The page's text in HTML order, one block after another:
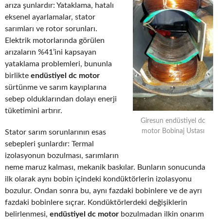
Giresun endüstiyel dc
motor Bobinaj Ustası
arıza şunlardır: Yataklama, hatalı
eksenel ayarlamalar, stator
sarımları ve rotor sorunları.
Elektrik motorlarında görülen
arızaların %41’ini kapsayan
yataklama problemleri, bununla
birlikte endüstiyel dc motor
sürtünme ve sarım kayıplarına
sebep olduklarından dolayı enerji
tüketimini artırır.
Stator sarım sorunlarının esas
sebepleri şunlardır: Termal
izolasyonun bozulması, sarımların
neme maruz kalması, mekanik baskılar. Bunların sonucunda
ilk olarak aynı bobin içindeki kondüktörlerin izolasyonu
bozulur. Ondan sonra bu, aynı fazdaki bobinlere ve de ayrı
fazdaki bobinlere sıçrar. Kondüktörlerdeki değişiklerin
belirlenmesi, endüstiyel dc motor bozulmadan ilkin onarım